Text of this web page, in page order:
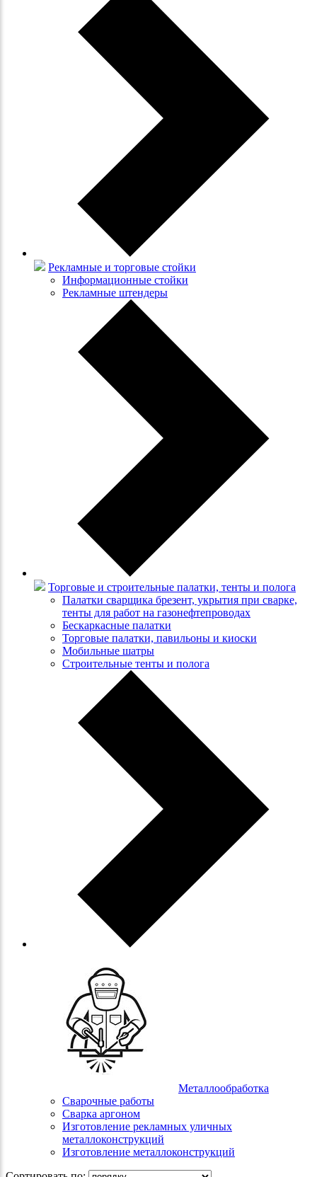
Рекламные и торговые стойки
Информационные стойки
Рекламные штендеры
Торговые и строительные палатки, тенты и полога
Палатки сварщика брезент, укрытия при сварке,
тенты для работ на газонефтепроводах
Бескаркасные палатки
Торговые палатки, павильоны и киоски
Мобильные шатры
Строительные тенты и полога
Металлообработка
Сварочные работы
Сварка аргоном
Изготовление рекламных уличных
металлоконструкций
Изготовление металлоконструкций